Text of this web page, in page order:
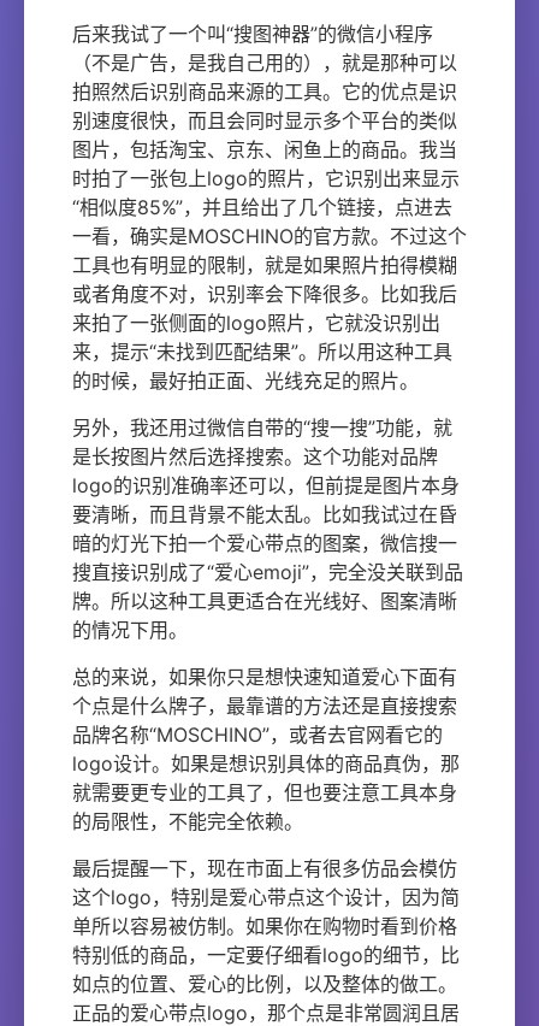
后来我试了一个叫“搜图神器”的微信小程序
（不是广告，是我自己用的），就是那种可以
拍照然后识别商品来源的工具。它的优点是识
别速度很快，而且会同时显示多个平台的类似
图片，包括淘宝、京东、闲鱼上的商品。我当
时拍了一张包上logo的照片，它识别出来显示
“相似度85%”，并且给出了几个链接，点进去
一看，确实是MOSCHINO的官方款。不过这个
工具也有明显的限制，就是如果照片拍得模糊
或者角度不对，识别率会下降很多。比如我后
来拍了一张侧面的logo照片，它就没识别出
来，提示“未找到匹配结果”。所以用这种工具
的时候，最好拍正面、光线充足的照片。
另外，我还用过微信自带的“搜一搜”功能，就
是长按图片然后选择搜索。这个功能对品牌
logo的识别准确率还可以，但前提是图片本身
要清晰，而且背景不能太乱。比如我试过在昏
暗的灯光下拍一个爱心带点的图案，微信搜一
搜直接识别成了“爱心emoji”，完全没关联到品
牌。所以这种工具更适合在光线好、图案清晰
的情况下用。
总的来说，如果你只是想快速知道爱心下面有
个点是什么牌子，最靠谱的方法还是直接搜索
品牌名称“MOSCHINO”，或者去官网看它的
logo设计。如果是想识别具体的商品真伪，那
就需要更专业的工具了，但也要注意工具本身
的局限性，不能完全依赖。
最后提醒一下，现在市面上有很多仿品会模仿
这个logo，特别是爱心带点这个设计，因为简
单所以容易被仿制。如果你在购物时看到价格
特别低的商品，一定要仔细看logo的细节，比
如点的位置、爱心的比例，以及整体的做工。
正品的爱心带点logo，那个点是非常圆润且居